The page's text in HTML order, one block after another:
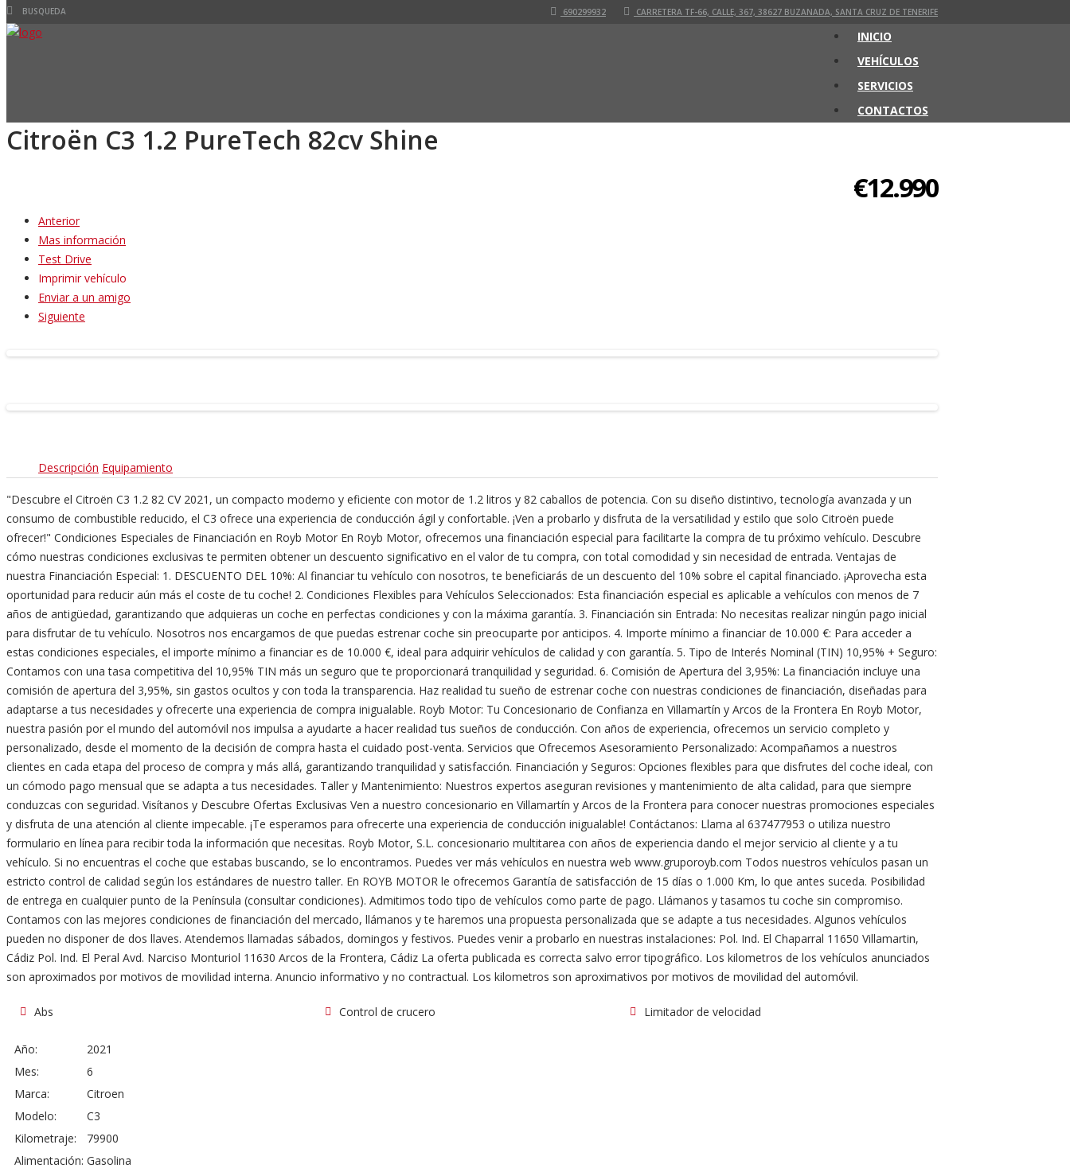
690299932 CARRETERA TF-66, CALLE, 367, 38627 BUZANADA, SANTA CRUZ DE TENERIFE
INICIO
VEHÍCULOS
SERVICIOS
CONTACTOS
Citroën C3 1.2 PureTech 82cv Shine
€12.990
Anterior
Mas información
Test Drive
Imprimir vehículo
Enviar a un amigo
Siguiente
Descripción Equipamiento
"Descubre el Citroën C3 1.2 82 CV 2021, un compacto moderno y eficiente con motor de 1.2 litros y 82 caballos de potencia. Con su diseño distintivo, tecnología avanzada y un
consumo de combustible reducido, el C3 ofrece una experiencia de conducción ágil y confortable. ¡Ven a probarlo y disfruta de la versatilidad y estilo que solo Citroën puede
ofrecer!" Condiciones Especiales de Financiación en Royb Motor En Royb Motor, ofrecemos una financiación especial para facilitarte la compra de tu próximo vehículo. Descubre
cómo nuestras condiciones exclusivas te permiten obtener un descuento significativo en el valor de tu compra, con total comodidad y sin necesidad de entrada. Ventajas de
nuestra Financiación Especial: 1. DESCUENTO DEL 10%: Al financiar tu vehículo con nosotros, te beneficiarás de un descuento del 10% sobre el capital financiado. ¡Aprovecha esta
oportunidad para reducir aún más el coste de tu coche! 2. Condiciones Flexibles para Vehículos Seleccionados: Esta financiación especial es aplicable a vehículos con menos de 7
años de antigüedad, garantizando que adquieras un coche en perfectas condiciones y con la máxima garantía. 3. Financiación sin Entrada: No necesitas realizar ningún pago inicial
para disfrutar de tu vehículo. Nosotros nos encargamos de que puedas estrenar coche sin preocuparte por anticipos. 4. Importe mínimo a financiar de 10.000 €: Para acceder a
estas condiciones especiales, el importe mínimo a financiar es de 10.000 €, ideal para adquirir vehículos de calidad y con garantía. 5. Tipo de Interés Nominal (TIN) 10,95% + Seguro:
Contamos con una tasa competitiva del 10,95% TIN más un seguro que te proporcionará tranquilidad y seguridad. 6. Comisión de Apertura del 3,95%: La financiación incluye una
comisión de apertura del 3,95%, sin gastos ocultos y con toda la transparencia. Haz realidad tu sueño de estrenar coche con nuestras condiciones de financiación, diseñadas para
adaptarse a tus necesidades y ofrecerte una experiencia de compra inigualable. Royb Motor: Tu Concesionario de Confianza en Villamartín y Arcos de la Frontera En Royb Motor,
nuestra pasión por el mundo del automóvil nos impulsa a ayudarte a hacer realidad tus sueños de conducción. Con años de experiencia, ofrecemos un servicio completo y
personalizado, desde el momento de la decisión de compra hasta el cuidado post-venta. Servicios que Ofrecemos Asesoramiento Personalizado: Acompañamos a nuestros
clientes en cada etapa del proceso de compra y más allá, garantizando tranquilidad y satisfacción. Financiación y Seguros: Opciones flexibles para que disfrutes del coche ideal, con
un cómodo pago mensual que se adapta a tus necesidades. Taller y Mantenimiento: Nuestros expertos aseguran revisiones y mantenimiento de alta calidad, para que siempre
conduzcas con seguridad. Visítanos y Descubre Ofertas Exclusivas Ven a nuestro concesionario en Villamartín y Arcos de la Frontera para conocer nuestras promociones especiales
y disfruta de una atención al cliente impecable. ¡Te esperamos para ofrecerte una experiencia de conducción inigualable! Contáctanos: Llama al 637477953 o utiliza nuestro
formulario en línea para recibir toda la información que necesitas. Royb Motor, S.L. concesionario multitarea con años de experiencia dando el mejor servicio al cliente y a tu
vehículo. Si no encuentras el coche que estabas buscando, se lo encontramos. Puedes ver más vehículos en nuestra web www.gruporoyb.com Todos nuestros vehículos pasan un
estricto control de calidad según los estándares de nuestro taller. En ROYB MOTOR le ofrecemos Garantía de satisfacción de 15 días o 1.000 Km, lo que antes suceda. Posibilidad
de entrega en cualquier punto de la Península (consultar condiciones). Admitimos todo tipo de vehículos como parte de pago. Llámanos y tasamos tu coche sin compromiso.
Contamos con las mejores condiciones de financiación del mercado, llámanos y te haremos una propuesta personalizada que se adapte a tus necesidades. Algunos vehículos
pueden no disponer de dos llaves. Atendemos llamadas sábados, domingos y festivos. Puedes venir a probarlo en nuestras instalaciones: Pol. Ind. El Chaparral 11650 Villamartin,
Cádiz Pol. Ind. El Peral Avd. Narciso Monturiol 11630 Arcos de la Frontera, Cádiz La oferta publicada es correcta salvo error tipográfico. Los kilometros de los vehículos anunciados
son aproximados por motivos de movilidad interna. Anuncio informativo y no contractual. Los kilometros son aproximativos por motivos de movilidad del automóvil.
Abs Control de crucero Limitador de velocidad
Año:
2021
Mes:
6
Marca:
Citroen
Modelo:
C3
Kilometraje:
79900
Alimentación: Gasolina